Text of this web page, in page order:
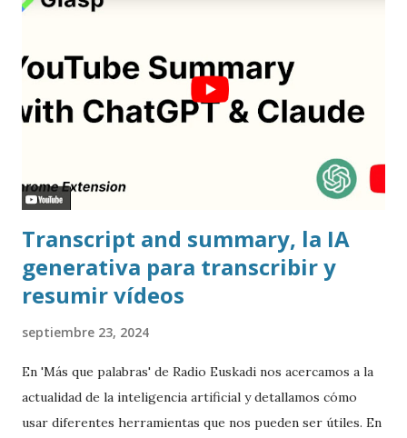
Transcript and summary, la IA
generativa para transcribir y
resumir vídeos
septiembre 23, 2024
En 'Más que palabras' de Radio Euskadi nos acercamos a la
actualidad de la inteligencia artificial y detallamos cómo
usar diferentes herramientas que nos pueden ser útiles. En